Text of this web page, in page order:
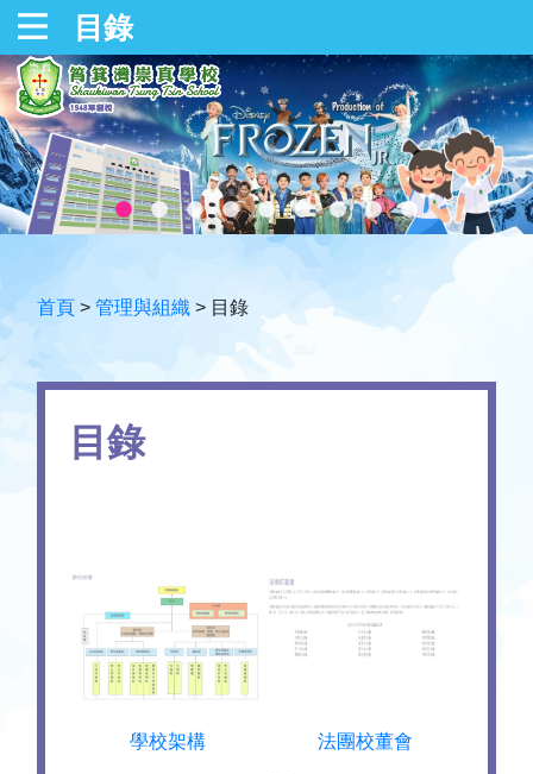
目錄
首頁 > 管理與組織 > 目錄
目錄
學校架構 法團校董會